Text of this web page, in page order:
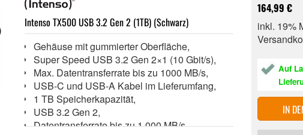
Intenso TX500 USB 3.2 Gen 2 (1TB) (Schwarz)
Gehäuse mit gummierter Oberfläche,
Super Speed USB 3.2 Gen 2×1 (10 Gbit/s),
Max. Datentransferrate bis zu 1000 MB/s,
USB-C und USB-A Kabel im Lieferumfang,
1 TB Speicherkapazität,
USB 3.2 Gen 2,
Datentransferrate bis zu 1.000 MB/s,
164,99 €
inkl. 19%
Auf
IN